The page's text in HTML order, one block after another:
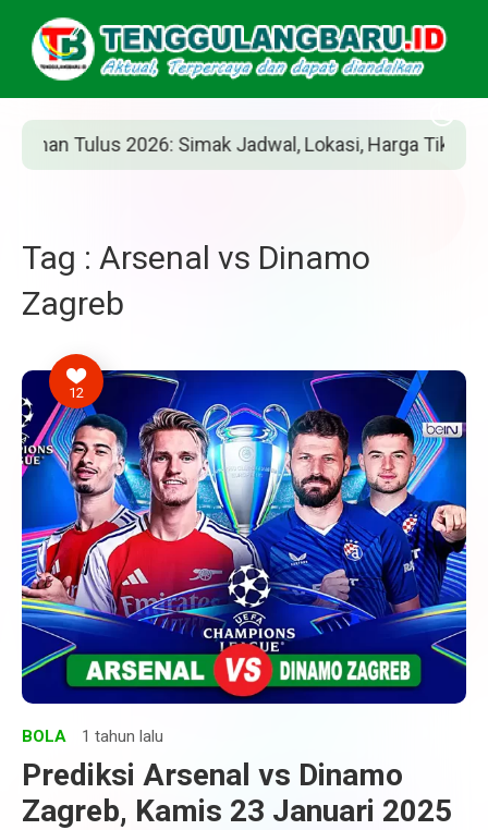
Tulus 2026: Simak Jadwal, Lokasi, Harga Tiket, dan
Tag : Arsenal vs Dinamo
Zagreb
12
BOLA 1 tahun lalu
Prediksi Arsenal vs Dinamo
Zagreb, Kamis 23 Januari 2025